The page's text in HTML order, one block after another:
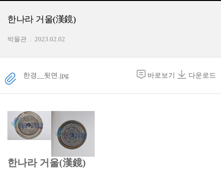
한나라 거울(漢鏡)
박물관 2023.02.02
한경__뒷면.jpg 바로보기 다운로드
한나라 거울(漢鏡)